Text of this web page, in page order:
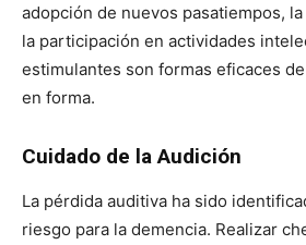
adopción de nuevos pasatiempos,
la participación en actividades
estimulantes son formas eficaces
en forma.
Cuidado de la Audición
La pérdida auditiva ha sido
riesgo para la demencia. Realizar